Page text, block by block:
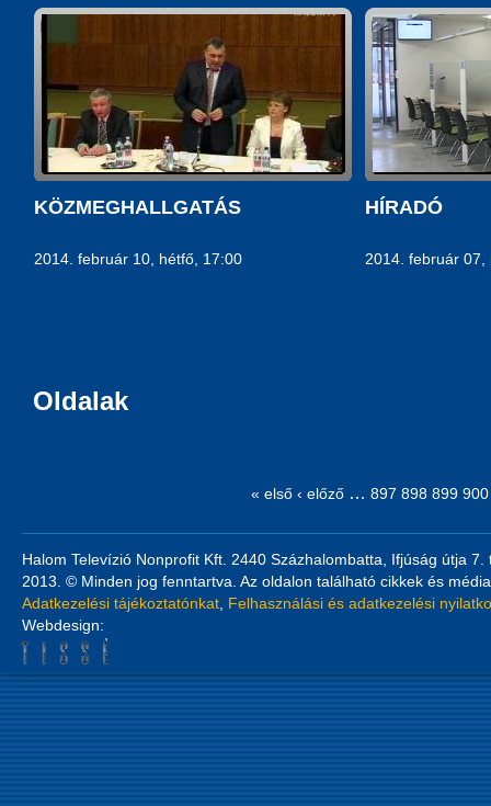
KÖZMEGHALLGATÁS
2014. február 10, hétfő, 17:00
HÍRADÓ
2014. február 07,
Oldalak
« első ‹ előző … 897 898 899 900
Halom Televízió Nonprofit Kft. 2440 Százhalombatta, Ifjúság útja
2013. © Minden jog fenntartva. Az oldalon található cikkek és
Adatkezelési tájékoztatónkat Felhasználási és adatkezelési
Webdesign: